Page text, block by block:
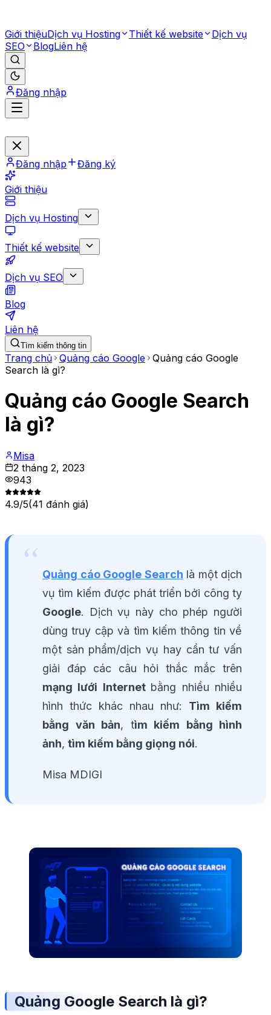
Giới thiệuDịch vụ Hosting Thiết kế website
Dịch vụ
SEO
BlogLiên hệ
Đăng nhập
Đăng nhập Đăng ký
Giới thiệu
Dịch vụ Hosting
Thiết kế website
Dịch vụ SEO
Blog
Liên hệ
Tìm kiếm thông tin
Trang chủ Quảng cáo Google Quảng cáo Google
Search là gì?
Quảng cáo Google Search
là gì?
Misa
2 tháng 2, 2023
943
4.9/5(41 đánh giá)
Quảng cáo Google Search là một dịch
vụ tìm kiếm được phát triển bởi công ty
Google. Dịch vụ này cho phép người
dùng truy cập và tìm kiếm thông tin về
một sản phẩm/dịch vụ hay cần tư vấn
giải đáp các câu hỏi thắc mắc trên
mạng lưới Internet bằng nhiều nhiều
hình thức khác nhau như: Tìm kiếm
bằng văn bản, tìm kiếm bằng hình
ảnh, tìm kiếm bằng giọng nói.
Misa MDIGI
Quảng Google Search là gì?